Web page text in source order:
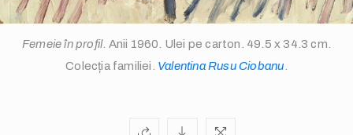
Femeie în profil. Anii 1960. Ulei pe carton. 49.5 x 34.3 cm.
Colecția familiei. Valentina Rusu Ciobanu.